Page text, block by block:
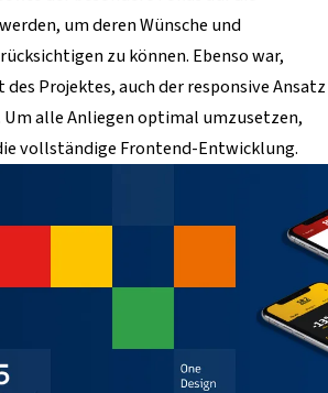
um deren Wünsche und
zu können. Ebenso war,
Projektes, auch der responsive Ansatz
Um alle Anliegen optimal umzusetzen,
vollständige Frontend-Entwicklung.